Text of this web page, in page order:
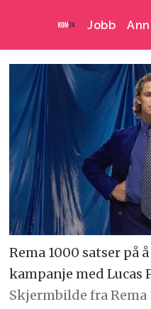
Jobb
Rema 1000 satser på
kampanje med Lucas
Skjermbilde fra Rema